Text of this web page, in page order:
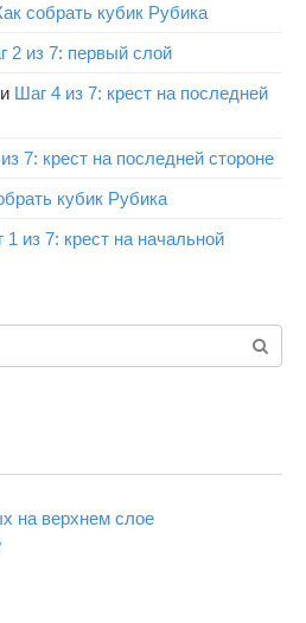
собрать кубик Рубика
2 из 7: первый слой
Шаг 4 из 7: крест на последней
7: крест на последней стороне
кубик Рубика
1 из 7: крест на начальной
на верхнем слое